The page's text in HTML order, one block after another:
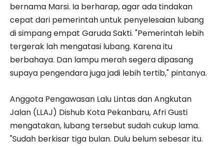
bernama Marsi. Ia berharap, agar ada tindakan
cepat dari pemerintah untuk penyelesaian lubang
di simpang empat Garuda Sakti. "Pemerintah lebih
tergerak lah mengatasi lubang. Karena itu
berbahaya. Dan lampu merah segera dipasang
supaya pengendara juga jadi lebih tertib," pintanya.
Anggota Pengawasan Lalu Lintas dan Angkutan
Jalan (LLAJ) Dishub Kota Pekanbaru, Afri Gusti
mengatakan, lubang tersebut sudah cukup lama.
"Sudah berkisar tiga bulan. Dulu belum sebesar itu.